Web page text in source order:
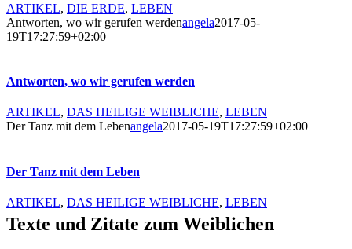
ARTIKEL, DIE ERDE, LEBEN
Antworten, wo wir gerufen werdenangela2017-05-
19T17:27:59+02:00
Antworten, wo wir gerufen werden
ARTIKEL, DAS HEILIGE WEIBLICHE, LEBEN
Der Tanz mit dem Lebenangela2017-05-19T17:27:59+02:00
Der Tanz mit dem Leben
ARTIKEL, DAS HEILIGE WEIBLICHE, LEBEN
Texte und Zitate zum Weiblichen